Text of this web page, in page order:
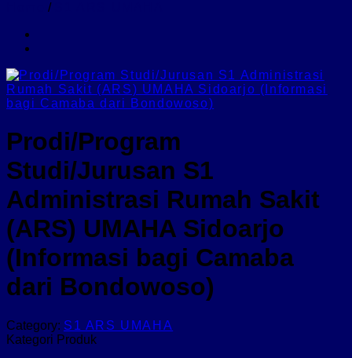
/
Prodi/Program
Studi/Jurusan S1
Administrasi Rumah Sakit
(ARS) UMAHA Sidoarjo
(Informasi bagi Camaba
dari Bondowoso)
Category: S1 ARS UMAHA
Kategori Produk